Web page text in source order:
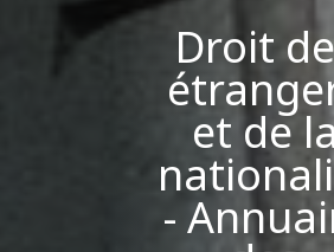
Droit
et de la
-